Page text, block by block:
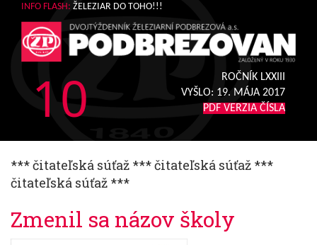
INFO FLASH: ŽELEZIAR DO TOHO!!!
10
ROČNÍK LXXIII
VYŠLO: 19. MÁJA 2017
PDF VERZIA ČÍSLA
*** čitateľská súťaž *** čitateľská súťaž ***
čitateľská súťaž ***
Zmenil sa názov školy